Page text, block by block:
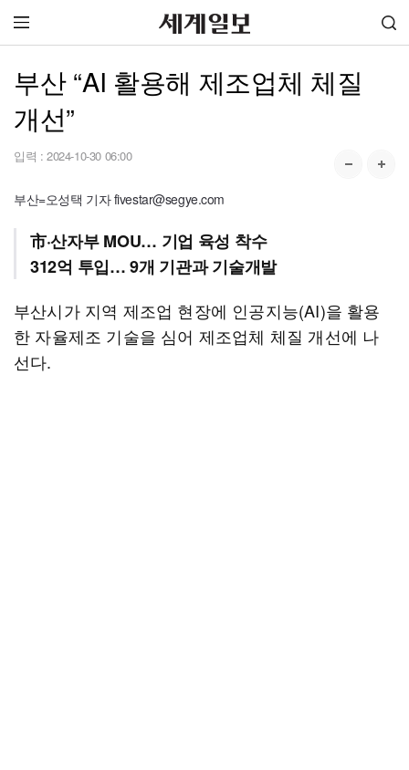
부산 “AI 활용해 제조업체 체질
개선”
입력 : 2024-10-30 06:00
부산=오성택 기자 fivestar@segye.com
市·산자부 MOU… 기업 육성 착수
312억 투입… 9개 기관과 기술개발
부산시가 지역 제조업 현장에 인공지능(AI)을 활용
한 자율제조 기술을 심어 제조업체 체질 개선에 나
선다.